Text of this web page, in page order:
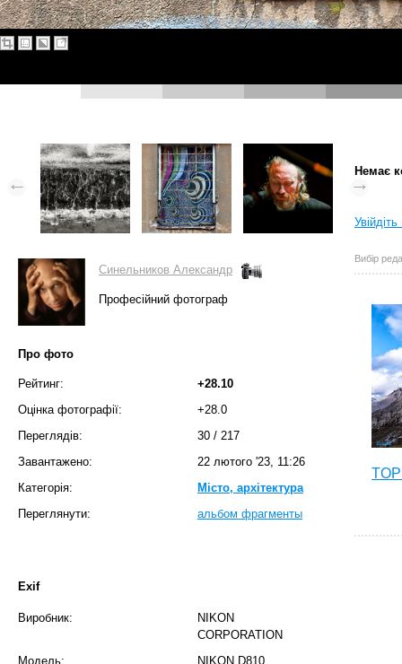
Синельников Александр
Професійний фотограф
Про фото
Рейтинг:
+28.10
Оцінка фотографії:
+28.0
Переглядів:
30 / 217
Завантажено:
22 лютого '23, 11:26
Категорія:
Місто, архітектура
Переглянути:
альбом фрагменты
Exif
Виробник:
NIKON
CORPORATION
Модель:
NIKON D810
Немає
Вибір